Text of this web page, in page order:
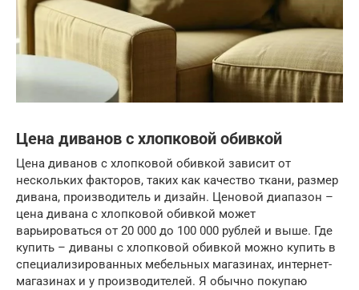
Цена диванов с хлопковой обивкой
Цена диванов с хлопковой обивкой зависит от
нескольких факторов, таких как качество ткани, размер
дивана, производитель и дизайн. Ценовой диапазон –
цена дивана с хлопковой обивкой может
варьироваться от 20 000 до 100 000 рублей и выше. Где
купить – диваны с хлопковой обивкой можно купить в
специализированных мебельных магазинах, интернет-
магазинах и у производителей. Я обычно покупаю